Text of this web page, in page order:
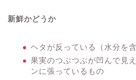
新鮮かどうか
ヘタが反っている（水分を
果実のつぶつぶが凹んで見
ンに張っているもの